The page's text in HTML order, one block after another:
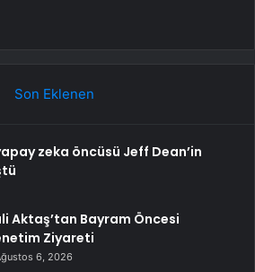
Son Eklenen
zeka öncüsü Jeff Dean’in
Aktaş’tan Bayram Öncesi
Ziyareti
6, 2026